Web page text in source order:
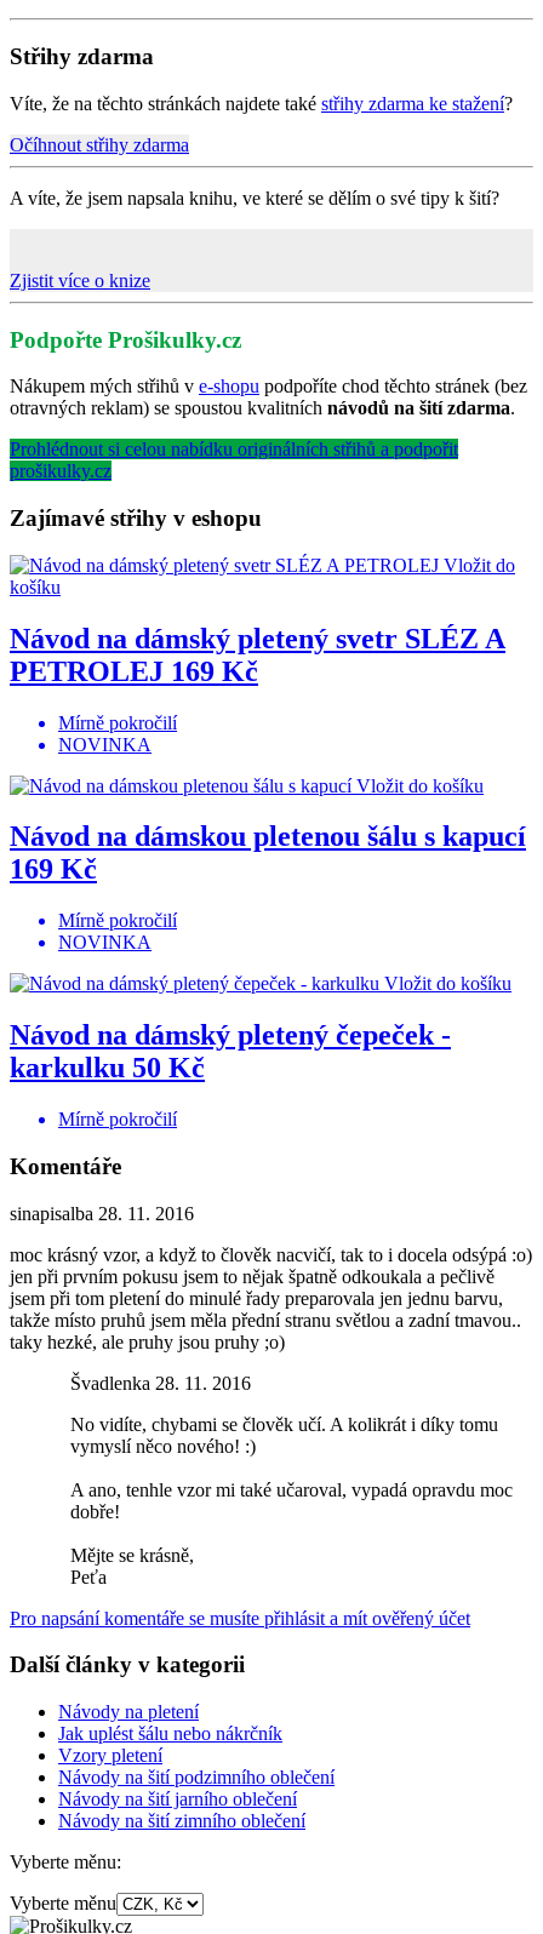
Střihy zdarma
Víte, že na těchto stránkách najdete také střihy zdarma ke stažení?
Očíhnout střihy zdarma
A víte, že jsem napsala knihu, ve které se dělím o své tipy k šití?
Zjistit více o knize
Podpořte Prošikulky.cz
Nákupem mých střihů v e-shopu podpoříte chod těchto stránek (bez
otravných reklam) se spoustou kvalitních návodů na šití zdarma.
Prohlédnout si celou nabídku originálních střihů a podpořit
prošikulky.cz
Zajímavé střihy v eshopu
Vložit do
košíku
Návod na dámský pletený svetr SLÉZ A
PETROLEJ 169 Kč
Mírně pokročilí
NOVINKA
Vložit do košíku
Návod na dámskou pletenou šálu s kapucí
169 Kč
Mírně pokročilí
NOVINKA
Vložit do košíku
Návod na dámský pletený čepeček -
karkulku 50 Kč
Mírně pokročilí
Komentáře
sinapisalba 28. 11. 2016
moc krásný vzor, a když to člověk nacvičí, tak to i docela odsýpá :o)
jen při prvním pokusu jsem to nějak špatně odkoukala a pečlivě
jsem při tom pletení do minulé řady preparovala jen jednu barvu,
takže místo pruhů jsem měla přední stranu světlou a zadní tmavou..
taky hezké, ale pruhy jsou pruhy ;o)
Švadlenka 28. 11. 2016
No vidíte, chybami se člověk učí. A kolikrát i díky tomu
vymyslí něco nového! :)
A ano, tenhle vzor mi také učaroval, vypadá opravdu moc
dobře!
Mějte se krásně,
Peťa
Pro napsání komentáře se musíte přihlásit a mít ověřený účet
Další články v kategorii
Návody na pletení
Jak uplést šálu nebo nákrčník
Vzory pletení
Návody na šití podzimního oblečení
Návody na šití jarního oblečení
Návody na šití zimního oblečení
Vyberte měnu:
Vyberte měnu